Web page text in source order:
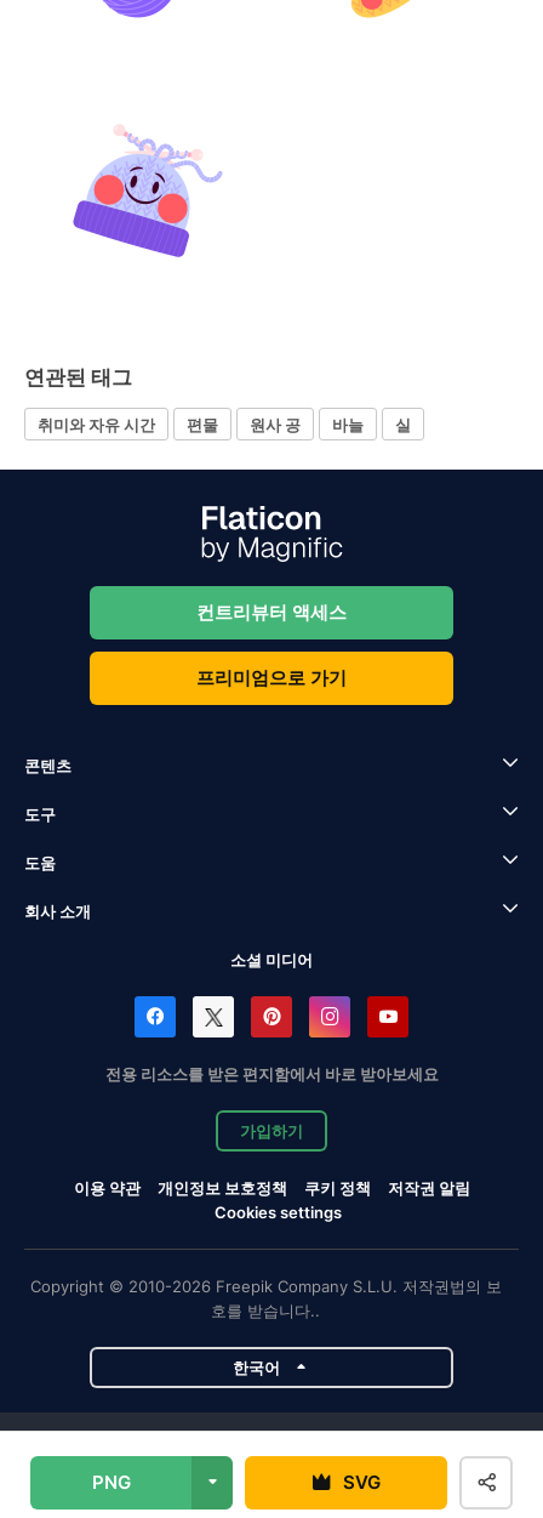
PNG SVG
연관된 태그
취미와 자유 시간 편물 원사 공 바늘 실
컨트리뷰터 액세스
프리미엄으로 가기
콘텐츠
도구
도움
회사 소개
소셜 미디어
전용 리소스를 받은 편지함에서 바로 받아보세요
가입하기
이용 약관 개인정보 보호정책 쿠키 정책
저작권 알림
Cookies settings
Copyright © 2010-2026 Freepik Company S.L.U. 저작권법의 보
호를 받습니다..
한국어